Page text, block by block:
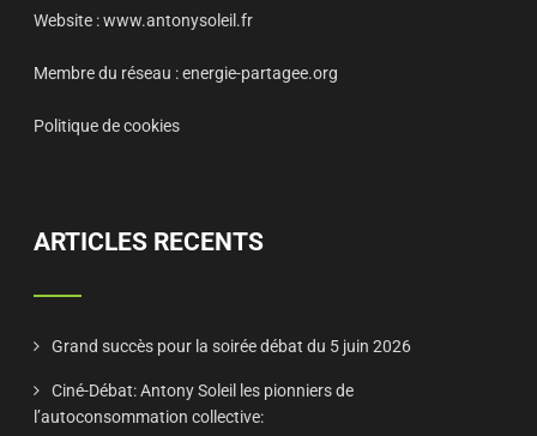
Website :www.antonysoleil.fr
Membre du réseau :energie-partagee.org
Politique de cookies
ARTICLES RECENTS
Grand succès pour la soirée débat du 5 juin 2026
Ciné-Débat: Antony Soleil les pionniers de
l’autoconsommation collective: